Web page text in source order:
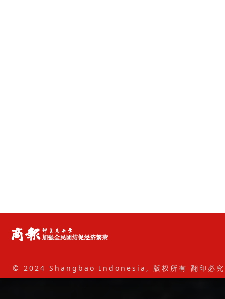
© 2024 Shangbao Indonesia, 版权所有 翻印必